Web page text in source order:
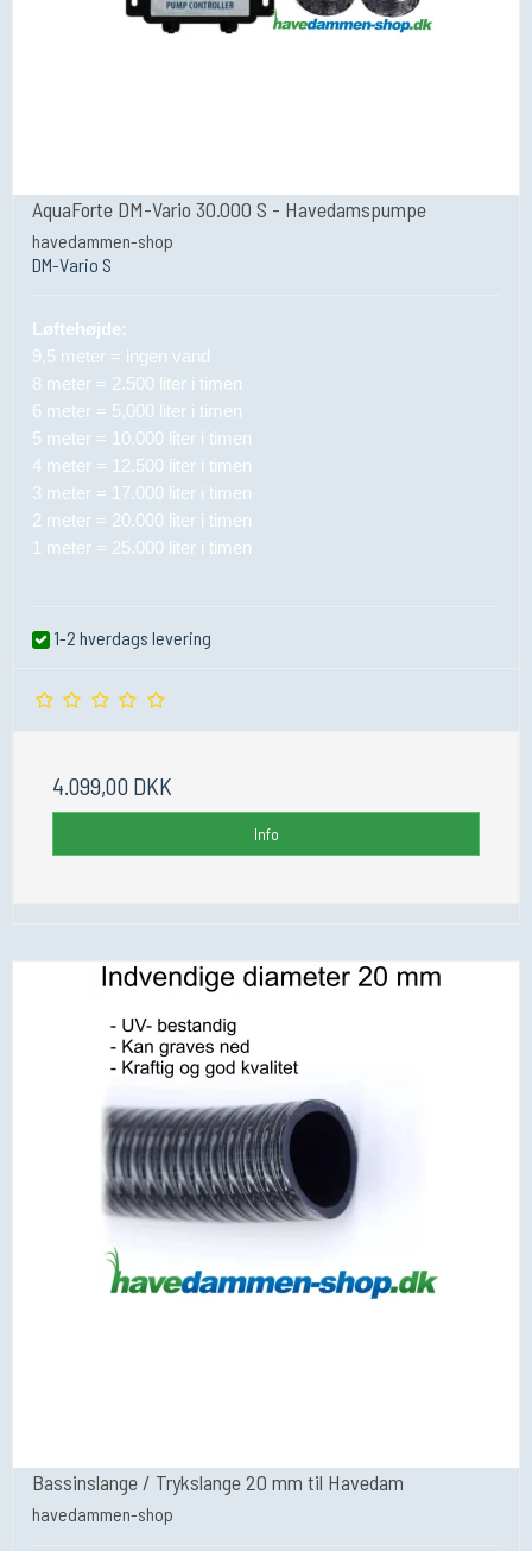
AquaForte DM-Vario 30.000 S - Havedamspumpe
havedammen-shop
DM-Vario S
Løftehøjde:
9,5 meter = ingen vand
8 meter = 2.500 liter i timen
6 meter = 5,000 liter i timen
5 meter = 10.000 liter i timen
4 meter = 12.500 liter i timen
3 meter = 17.000 liter i timen
2 meter = 20.000 liter i timen
1 meter = 25.000 liter i timen
1-2 hverdags levering
4.099,00 DKK
Info
Bassinslange / Trykslange 20 mm til Havedam
havedammen-shop